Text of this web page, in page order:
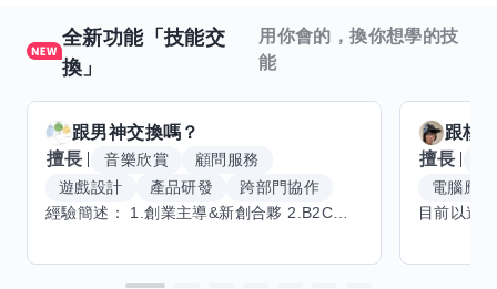
全新功能「技能交
換」
用你會的，換你想學的技
能
跟男神交換嗎？
擅長
音樂欣賞
顧問服務
遊戲設計
產品研發
跨部門協作
跟核
擅長
電腦應